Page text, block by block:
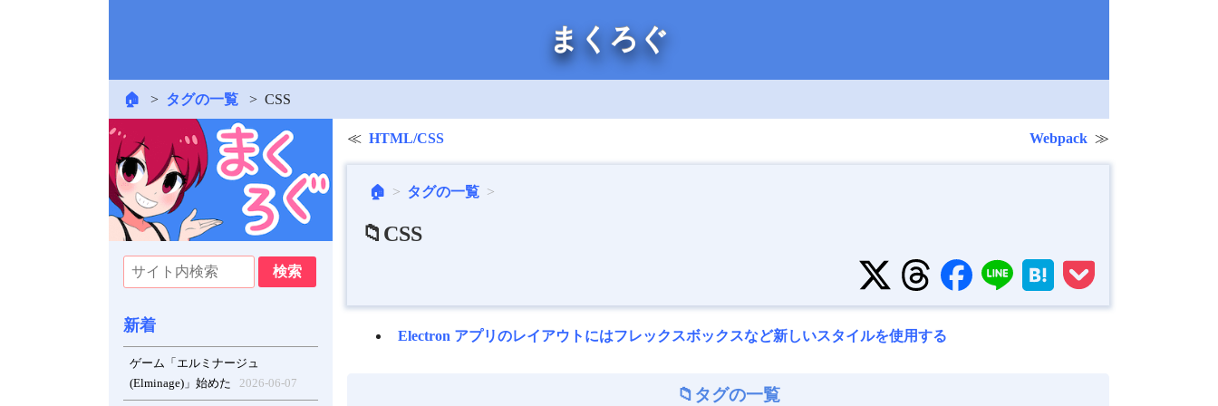
まくろぐ
🏠 タグの一覧 CSS
新着
ゲーム「エルミナージュ
(Elminage)」始めた
2026-06-07
HTML/CSS Webpack
🏠 タグの一覧
📁CSS
Electron アプリのレイアウトにはフレックスボックスなど新しいスタイルを使用する
タグの一覧